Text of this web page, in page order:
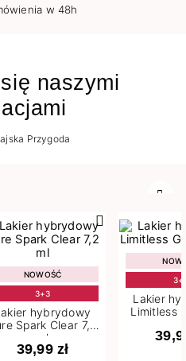
w 48h
naszymi
Przygoda
NOWOŚĆ
3+3
hybrydowy
Spark Clear 7,2
ml
39,99 zł
Lakier
Limitless